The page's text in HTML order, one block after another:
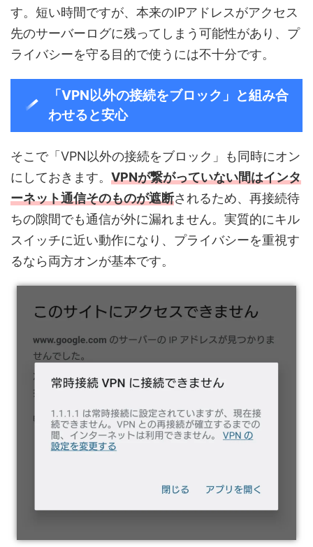
す。短い時間ですが、本来のIPアドレスがアクセス
先のサーバーログに残ってしまう可能性があり、プ
ライバシーを守る目的で使うには不十分です。
「VPN以外の接続をブロック」と組み合
わせると安心
そこで「VPN以外の接続をブロック」も同時にオン
にしておきます。 VPNが繋がっていない間はインタ
ーネット通信そのものが遮断されるため、再接続待
ちの隙間でも通信が外に漏れません。実質的にキル
スイッチに近い動作になり、プライバシーを重視す
るなら両方オンが基本です。